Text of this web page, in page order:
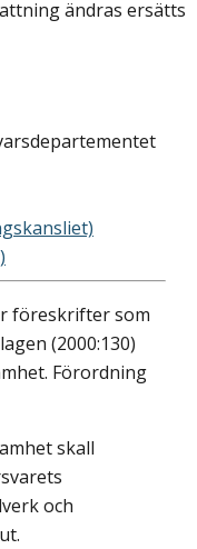
ändras ersätts
föreskrifter som
(2000:130)
Förordning
skall
och